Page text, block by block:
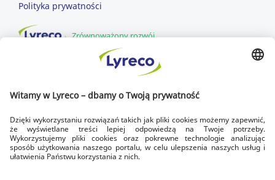
Polityka prywatności
Zrównoważony rozwój
dowozimy w dni robocze
DOSTAWA NA CZAS
zawsze do godziny 17.00